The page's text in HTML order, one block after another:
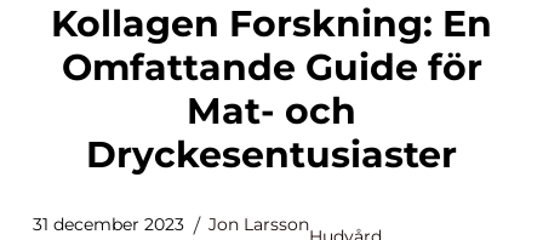
Kollagen Forskning: En
Omfattande Guide för
Mat- och
Dryckesentusiaster
31 december 2023 Jon Larsson